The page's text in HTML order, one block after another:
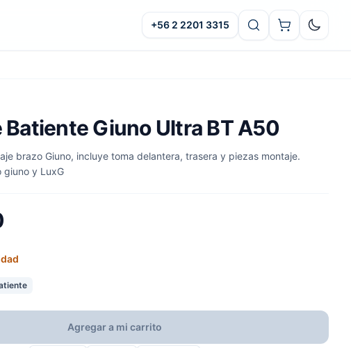
+56 2 2201 3315 Oscuro
Giuno Ultra BT A50
brazo Giuno, incluye toma delantera, trasera y piezas montaje.
giuno y LuxG
Agregar a mi carrito